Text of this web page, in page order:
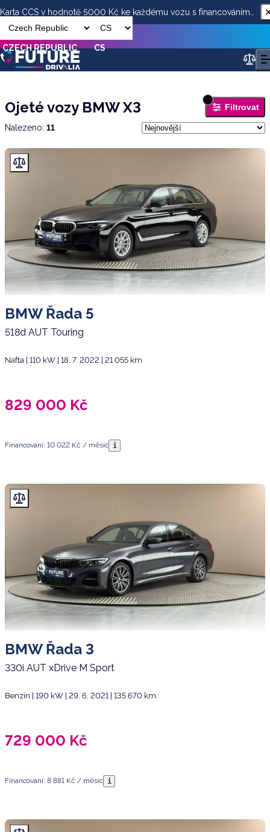
Karta CCS v hodnotě 5000 Kč ke každému vozu s financováním
od ESSOX
CZECH REPUBLIC CS
Ojeté vozy BMW X3 Filtrovat
Nalezeno: 11
BMW Řada 5
518d AUT Touring
Nafta | 110 kW | 18. 7. 2022 | 21 055 km
829 000 Kč
Financování: 10 022 Kč / měsíc i
BMW Řada 3
330i AUT xDrive M Sport
Benzín | 190 kW | 29. 6. 2021 | 135 670 km
729 000 Kč
Financování: 8 881 Kč / měsíc i